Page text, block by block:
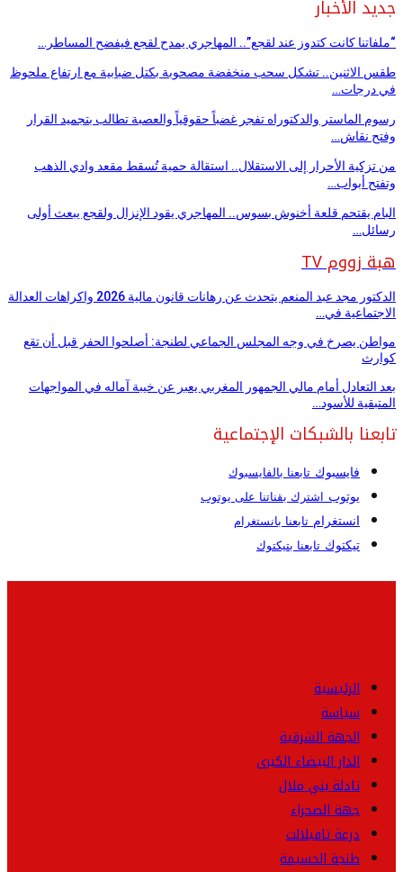
جديد الأخبار
“ملفاتنا كانت كتدوز عند لقجع”.. المهاجري يمدح لقجع فيفضح المساطر…
طقس الاثنين.. تشكل سحب منخفضة مصحوبة بكتل ضبابية مع ارتفاع ملحوظ
في درجات…
رسوم الماستر والدكتوراه تفجر غضباً حقوقياً والعصبة تطالب بتجميد القرار
وفتح نقاش…
من تزكية الأحرار إلى الاستقلال.. استقالة حمية تُسقط مقعد وادي الذهب
وتفتح أبواب…
البام يقتحم قلعة أخنوش بسوس.. المهاجري يقود الإنزال ولقجع يبعث أولى
رسائل…
هبة زووم TV
الدكتور مجد عبد المنعم يتحدث عن رهانات قانون مالية 2026 واكراهات العدالة
الاجتماعية في…
مواطن يصرخ في وجه المجلس الجماعي لطنجة: أصلحوا الحفر قبل أن تقع
كوارث
بعد التعادل أمام مالي الجمهور المغربي يعبر عن خيبة آماله في المواجهات
المتبقية للأسود…
تابعنا بالشبكات الإجتماعية
فايسبوك تابعنا بالفايسبوك
يوتوب اشترك بقناتنا على يوتوب
انستغرام تابعنا بانستغرام
تيكتوك تابعنا بتيكتوك
الرئيسية
سياسة
الجهة الشرقية
الدار البيضاء الكبرى
تادلة بني ملال
جهة الصحراء
درعة تافيلالت
طنجة الحسيمة